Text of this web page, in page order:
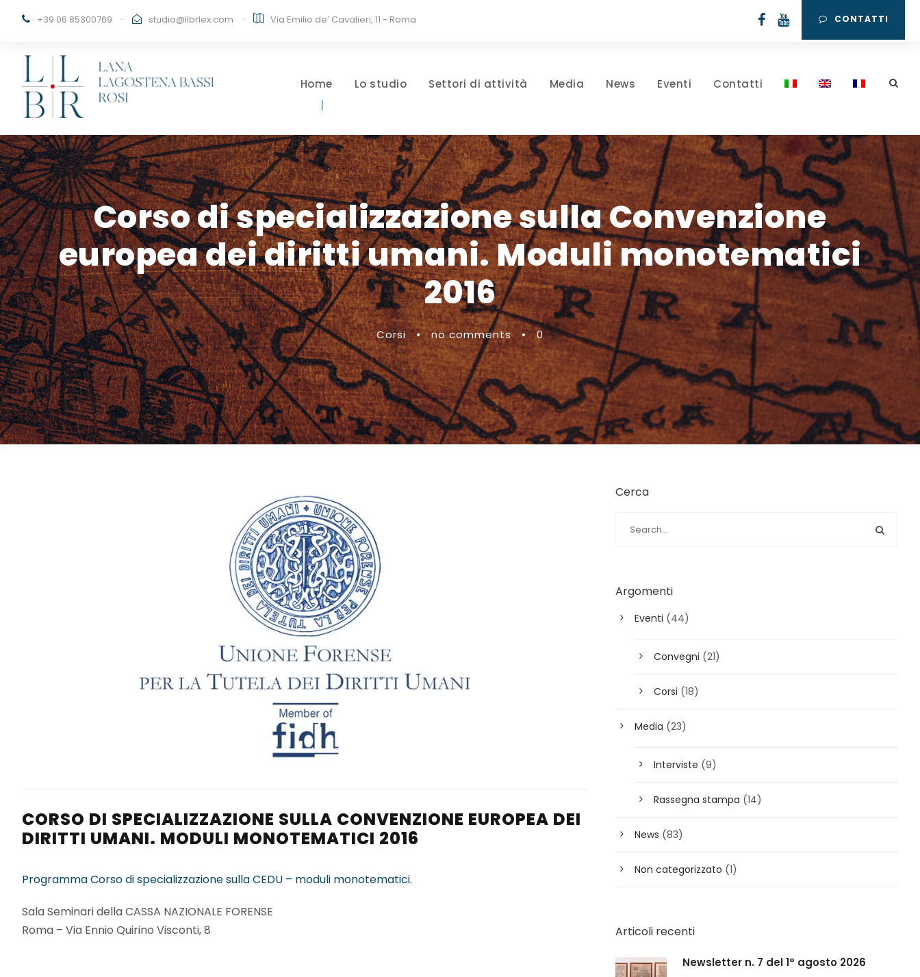
+39 06 85300769 · studio@llbrlex.com · Via Emilio de’ Cavalieri, 11 - Roma CONTATTI
Home Lo studio Settori di attività Media News Eventi Contatti
Corso di specializzazione sulla Convenzione
europea dei diritti umani. Moduli monotematici
2016
Corsi • no comments • 0
CORSO DI SPECIALIZZAZIONE SULLA CONVENZIONE EUROPEA DEI
DIRITTI UMANI. MODULI MONOTEMATICI 2016
Programma Corso di specializzazione sulla CEDU – moduli monotematici.
Sala Seminari della CASSA NAZIONALE FORENSE
Roma – Via Ennio Quirino Visconti, 8
Cerca
Argomenti
Eventi (44)
Convegni (21)
Corsi (18)
Media (23)
Interviste (9)
Rassegna stampa (14)
News (83)
Non categorizzato (1)
Articoli recenti
Newsletter n. 7 del 1° agosto 2026